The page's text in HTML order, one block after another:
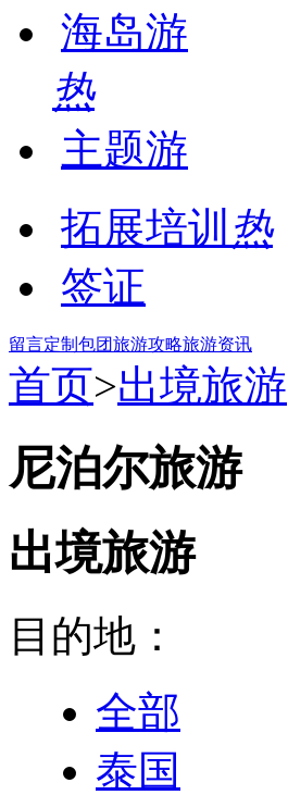
海岛游
热
主题游
拓展培训 热
签证
留言定制包团旅游攻略旅游资讯
首页>出境旅游
尼泊尔旅游
出境旅游
目的地：
全部
泰国